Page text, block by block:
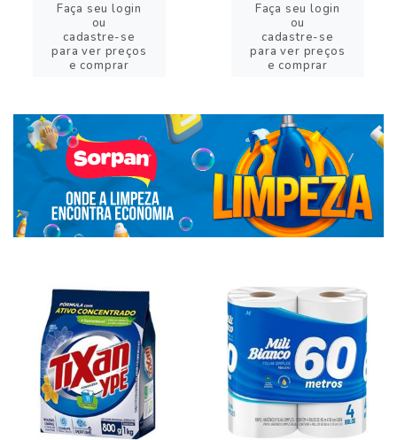
Faça seu login
ou
cadastre-se
para ver preços
e comprar
Faça seu login
ou
cadastre-se
para ver preços
e comprar